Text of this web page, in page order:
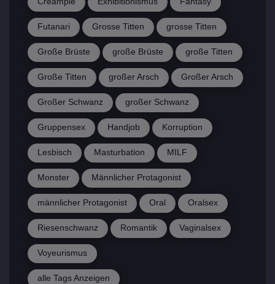
Futanari Grosse Titten grosse Titten
Große Brüste große Brüste große Titten
Große Titten großer Arsch Großer Arsch
Großer Schwanz großer Schwanz
Gruppensex Handjob Korruption
Lesbisch Masturbation MILF
Monster Männlicher Protagonist
männlicher Protagonist Oral Oralsex
Riesenschwanz Romantik Vaginalsex
Voyeurismus
alle Tags Anzeigen